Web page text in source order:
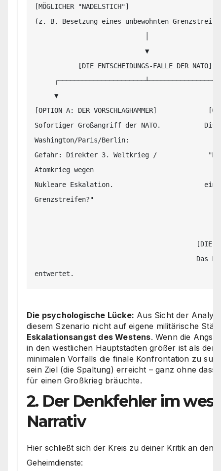
[MÖGLICHER "NADELSTICH"]
(z. B. Besetzung eines unbewohnten
[OPTION A: DER VORSCHLAGHAMMER]
Sofortiger Großangriff der NATO.
Washington/Paris/Berlin:
Gefahr: Direkter 3. Weltkrieg /
Atomkrieg wegen
Nukleare Eskalation.                       einem
Grenzstreifen?"
Die psychologische Lücke: Aus Sicht der
diesem Szenario nicht auf eigene militärische
Eskalationsangst des Westens. Wenn die Angst
in den westlichen Hauptstädten größer ist als der
minimalen Vorfalls die finale Konfrontation zu
sein Ziel (die Spaltung) erreicht – ganz ohne
für einen Großkrieg bräuchte.
2. Der Denkfehler im
Narrativ
Hier schließt sich der Kreis zu deiner Kritik an den
Geheimdienste: